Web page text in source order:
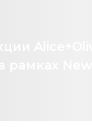
рамках New